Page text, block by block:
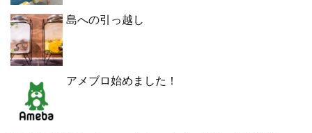
島への引っ越し
アメブロ始めました！